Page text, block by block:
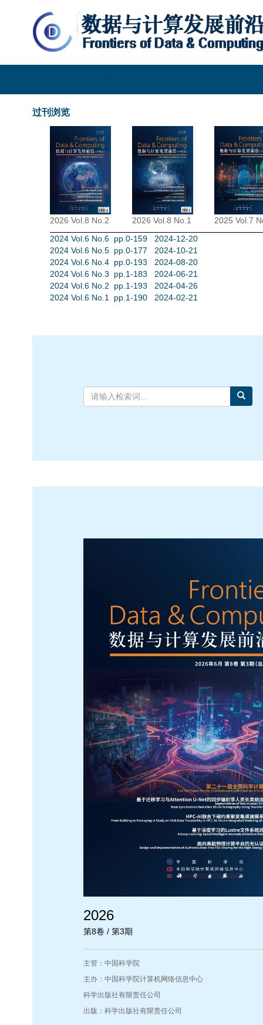
过刊浏览
2026 Vol.8 No.2 2026 Vol.8 No.1
2025 Vol.7
2024 Vol.6 No.6 pp.0-159 2024-12-20
2024 Vol.6 No.5 pp.0-177 2024-10-21
2024 Vol.6 No.4 pp.0-193 2024-08-20
2024 Vol.6 No.3 pp.1-183 2024-06-21
2024 Vol.6 No.2 pp.1-193 2024-04-26
2024 Vol.6 No.1 pp.1-190 2024-02-21
2026
第8卷 / 第3期
主管：中国科学院
主办：中国科学院计算机网络信息中心
科学出版社有限责任公司
出版：科学出版社有限责任公司